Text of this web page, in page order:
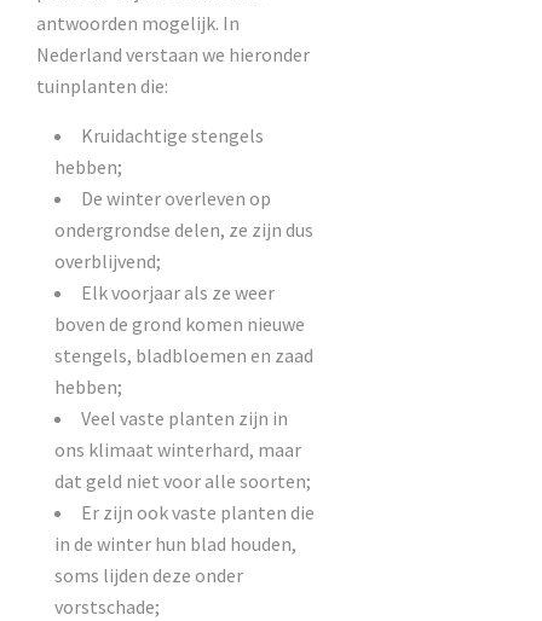
TIPS
antwoorden mogelijk. In
Nederland verstaan we hieronder
tuinplanten die:
Kruidachtige stengels
hebben;
De winter overleven op
ondergrondse delen, ze zijn dus
overblijvend;
Elk voorjaar als ze weer
boven de grond komen nieuwe
stengels, bladbloemen en zaad
hebben;
Veel vaste planten zijn in
ons klimaat winterhard, maar
dat geld niet voor alle soorten;
Er zijn ook vaste planten die
in de winter hun blad houden,
soms lijden deze onder
vorstschade;